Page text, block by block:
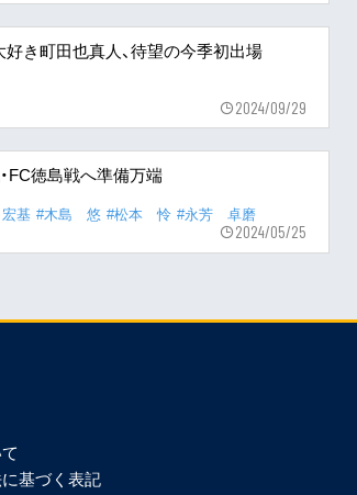
好き町田也真人、待望の今季初出場
2024/09/29
FC徳島戦へ準備万端
基 #木島 悠 #松本 怜 #永芳 卓磨
2024/05/25
基づく表記